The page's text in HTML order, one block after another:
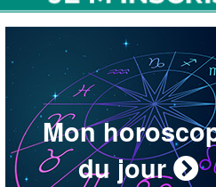
Mon
du jour